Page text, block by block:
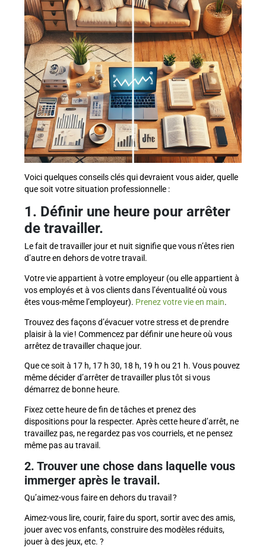
Voici quelques conseils clés qui devraient vous aider, quelle
que soit votre situation professionnelle :
1. Définir une heure pour arrêter
de travailler.
Le fait de travailler jour et nuit signifie que vous n’êtes rien
d’autre en dehors de votre travail.
Votre vie appartient à votre employeur (ou elle appartient à
vos employés et à vos clients dans l’éventualité où vous
êtes vous-même l’employeur). Prenez votre vie en main.
Trouvez des façons d’évacuer votre stress et de prendre
plaisir à la vie ! Commencez par définir une heure où vous
arrêtez de travailler chaque jour.
Que ce soit à 17 h, 17 h 30, 18 h, 19 h ou 21 h. Vous pouvez
même décider d’arrêter de travailler plus tôt si vous
démarrez de bonne heure.
Fixez cette heure de fin de tâches et prenez des
dispositions pour la respecter. Après cette heure d’arrêt, ne
travaillez pas, ne regardez pas vos courriels, et ne pensez
même pas au travail.
2. Trouver une chose dans laquelle vous
immerger après le travail.
Qu’aimez-vous faire en dehors du travail ?
Aimez-vous lire, courir, faire du sport, sortir avec des amis,
jouer avec vos enfants, construire des modèles réduits,
jouer à des jeux, etc. ?